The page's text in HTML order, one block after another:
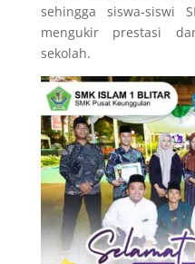
sehingga siswa-siswi
mengukir prestasi
sekolah.